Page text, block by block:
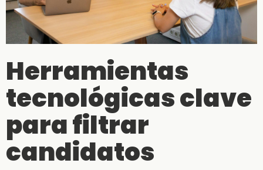
Herramientas
tecnológicas clave
para filtrar
candidatos